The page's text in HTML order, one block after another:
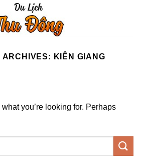
ARCHIVES: KIÊN GIANG
what you’re looking for. Perhaps